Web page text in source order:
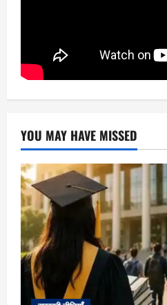
YOU MAY HAVE MISSED